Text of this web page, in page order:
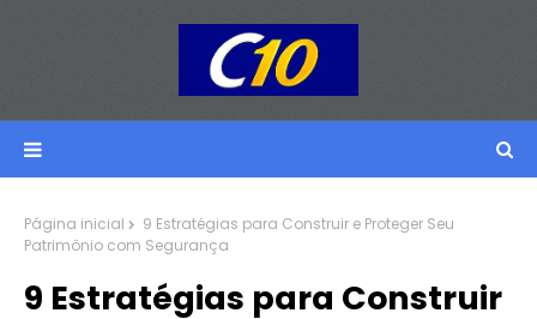
Página inicial
9 Estratégias para Construir e Proteger Seu
Patrimônio com Segurança
9 Estratégias para Construir